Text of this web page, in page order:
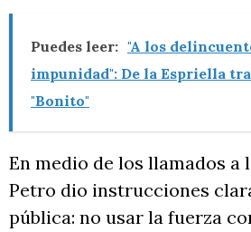
Puedes leer: "A los
impunidad": De la Espriella
"Bonito"
En medio de los llamados a
Petro dio instrucciones
pública: no usar la fuerza